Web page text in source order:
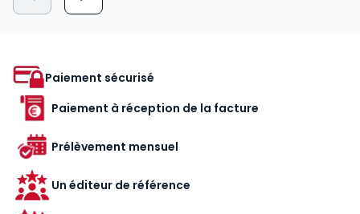
Paiement sécurisé
Paiement à réception de la facture
Prélèvement mensuel
Un éditeur de référence